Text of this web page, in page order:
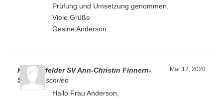
Prüfung und Umsetzung genommen.
Viele Grüße
Gesine Anderson
Mar 12, 2020
Kummerfelder SV Ann-Christin Finnern-
Ständer
schrieb
Hallo Frau Anderson,